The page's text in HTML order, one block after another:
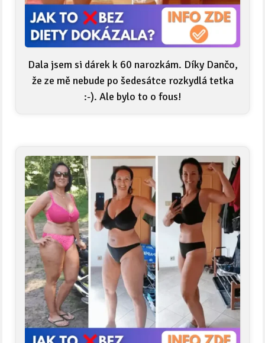
Dala jsem si dárek k 60 narozkám. Díky Dančo,
že ze mě nebude po šedesátce rozkydlá tetka
:-). Ale bylo to o fous!